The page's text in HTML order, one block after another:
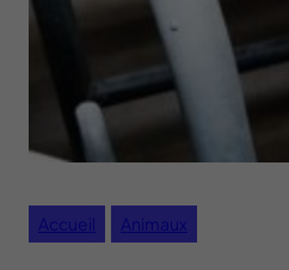
Accueil Animaux